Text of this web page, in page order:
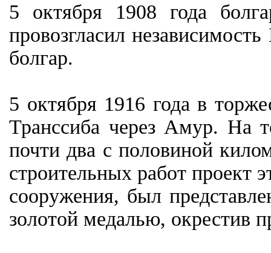
5 октября 1908 года
провозгласил
болгар.
5 октября 1916 года в
Транссиба через Амур. На
почти два с половиной
строительных работ проект
сооружения, был
золотой медалью, окрестив